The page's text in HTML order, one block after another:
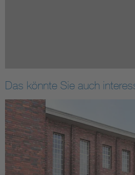
Das könnte Sie auch